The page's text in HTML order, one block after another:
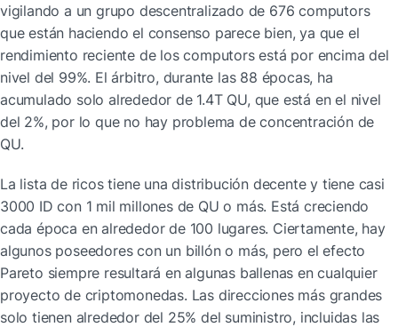
vigilando a un grupo descentralizado de 676 computors
que están haciendo el consenso parece bien, ya que el
rendimiento reciente de los computors está por encima del
nivel del 99%. El árbitro, durante las 88 épocas, ha
acumulado solo alrededor de 1.4T QU, que está en el nivel
del 2%, por lo que no hay problema de concentración de
QU.
La lista de ricos tiene una distribución decente y tiene casi
3000 ID con 1 mil millones de QU o más. Está creciendo
cada época en alrededor de 100 lugares. Ciertamente, hay
algunos poseedores con un billón o más, pero el efecto
Pareto siempre resultará en algunas ballenas en cualquier
proyecto de criptomonedas. Las direcciones más grandes
solo tienen alrededor del 25% del suministro, incluidas las